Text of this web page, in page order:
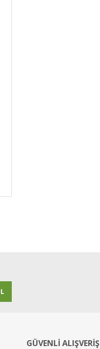
GÜVENLİ ALIŞVERİŞ